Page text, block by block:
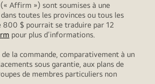
Affirm ») sont soumises à une
toutes les provinces ou tous les
800 $ pourrait se traduire par 12
pour plus d’informations.
la commande, comparativement à un
sous garantie, aux plans de
de membres particuliers non